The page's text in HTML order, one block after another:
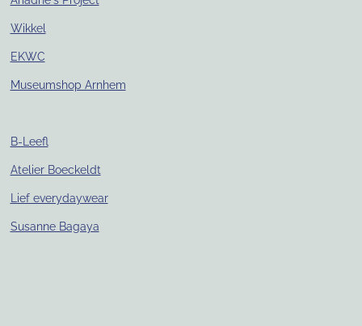
Wikkel
EKWC
Museumshop Arnhem
B-Leefl
Atelier Boeckeldt
Lief everydaywear
Susanne Bagaya